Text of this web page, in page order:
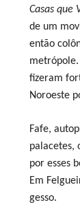
Casas que
de um
então
fizeram
Noroeste
Fafe,
palacetes,
por esses
Em
gesso.